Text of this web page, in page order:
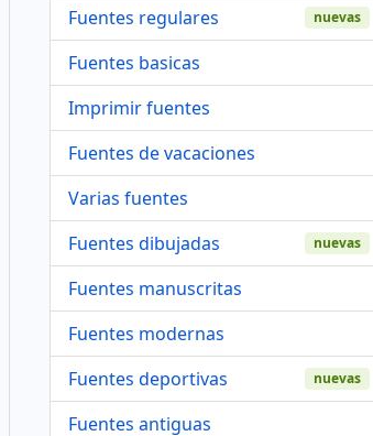
Fuentes regulares
nuevas
Fuentes basicas
Imprimir fuentes
Fuentes de vacaciones
Varias fuentes
Fuentes dibujadas
nuevas
Fuentes manuscritas
Fuentes modernas
Fuentes deportivas
nuevas
Fuentes antiguas